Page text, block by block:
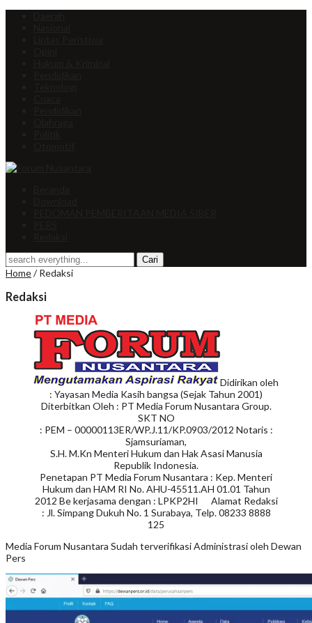
Home/Redaksi
Redaksi
Didirikan oleh
: Yayasan Media Kasih bangsa (Sejak Tahun 2001)
Diterbitkan Oleh : PT Media Forum Nusantara Group.
SKT NO
: PEM – 00000113ER/WP.J.11/KP.0903/2012 Notaris :
Sjamsuriaman,
S.H. M.Kn Menteri Hukum dan Hak Asasi Manusia
Republik Indonesia.
Penetapan PT Media Forum Nusantara : Kep. Menteri
Hukum dan HAM RI No. AHU-45511.AH 01.01 Tahun
2012 Be kerjasama dengan : LPKP2HI Alamat Redaksi
: Jl. Simpang Dukuh No. 1 Surabaya, Telp. 08233 8888
125
Media Forum Nusantara Sudah terverifikasi Administrasi oleh Dewan
Pers